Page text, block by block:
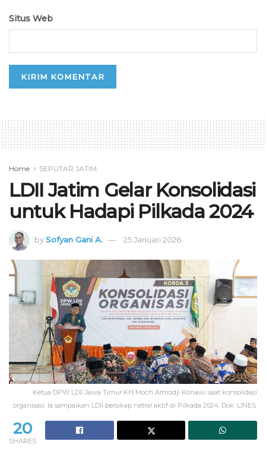
Situs Web
Home SEPUTAR JATIM
LDII Jatim Gelar Konsolidasi
untuk Hadapi Pilkada 2024
bySofyan Gani A. 25 Januari 2026
Ketua DPW LDII Jawa Timur KH Moch Amrodji Konawi saat konsolidasi
organisasi. Ia sampaikan LDII bersikap netral aktif di Pilkada 2024. Dok: LINES.
20
SHARES